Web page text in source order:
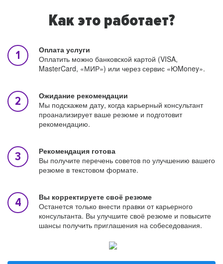
Как это работает?
Оплата услуги
Оплатить можно банковской картой (VISA,
MasterCard, «МИР») или через сервис «ЮMoney».
Ожидание рекомендации
Мы подскажем дату, когда карьерный консультант
проанализирует ваше резюме и подготовит
рекомендацию.
Рекомендация готова
Вы получите перечень советов по улучшению вашего
резюме в текстовом формате.
Вы корректируете своё резюме
Останется только внести правки от карьерного
консультанта. Вы улучшите своё резюме и повысите
шансы получить приглашения на собеседования.